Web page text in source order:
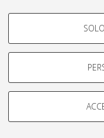
COOKIE DI
Si tratta di cookie
navigazione degli utenti,
Mostra cookie di
COOKIE TECNICI -
Informativa sulla
Condizioni d’uso del
© ALMA MATER